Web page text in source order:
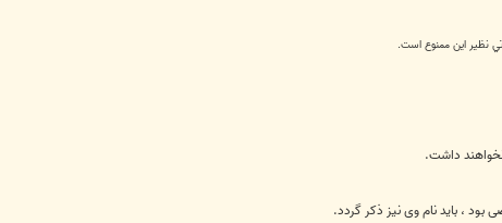
نظیر این ممنوع است.
داشت.
، باید نام وی نیز ذکر گردد.